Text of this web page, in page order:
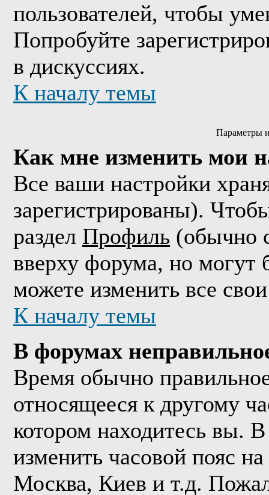
пользователей, чтобы
Попробуйте
в дискуссиях.
К началу темы
Параметры
Как мне изменить мои
Все ваши настройки
зарегистрированы).
раздел Профиль (обычно
вверху форума, но
можете изменить все
К началу темы
В форумах
Время обычно
относящееся к другому
котором находитесь вы.
изменить часовой пояс
Москва, Киев и т.д.